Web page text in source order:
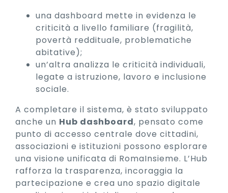
una dashboard mette in evidenza le
criticità a livello familiare (fragilità,
povertà reddituale, problematiche
abitative);
un’altra analizza le criticità individuali,
legate a istruzione, lavoro e inclusione
sociale.
A completare il sistema, è stato sviluppato
anche un Hub dashboard, pensato come
punto di accesso centrale dove cittadini,
associazioni e istituzioni possono esplorare
una visione unificata di RomaInsieme. L’Hub
rafforza la trasparenza, incoraggia la
partecipazione e crea uno spazio digitale